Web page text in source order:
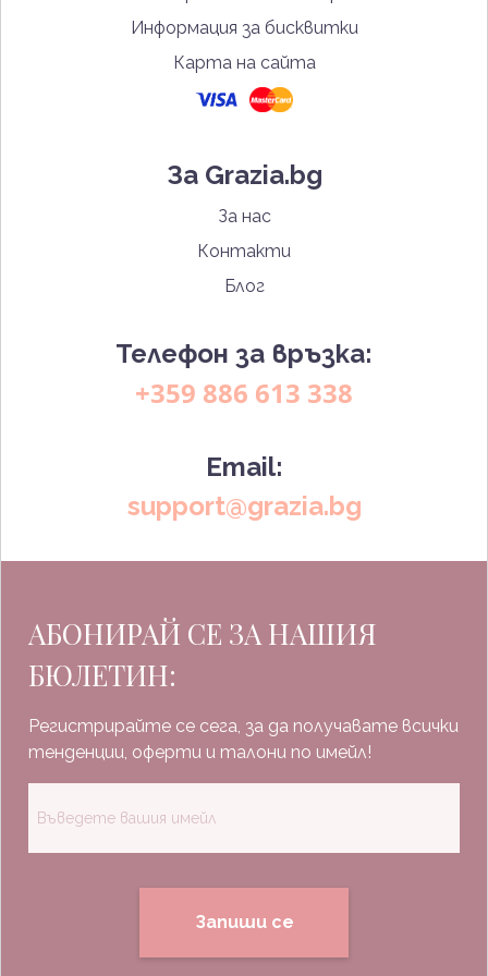
Информация за бисквитки
Карта на сайта
За Grazia.bg
За нас
Контакти
Блог
Телефон за връзка:
+359 886 613 338
Email:
support@grazia.bg
АБОНИРАЙ СЕ ЗА НАШИЯ
БЮЛЕТИН:
Регистрирайте се сега, за да получавате всички
тенденции, оферти и талони по имейл!
Запиши се